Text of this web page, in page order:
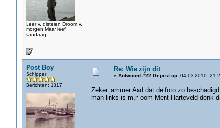
Leer v. gisteren Droom v.
morgen Maar leef
vandaag
Post Boy
Schipper
Berichten: 1317
Re: Wie zijn dit
« Antwoord #22 Gepost op:04-03-2010,
Zeker jammer Aad dat de foto zo
man links is m,n oom Ment Harteveld denk